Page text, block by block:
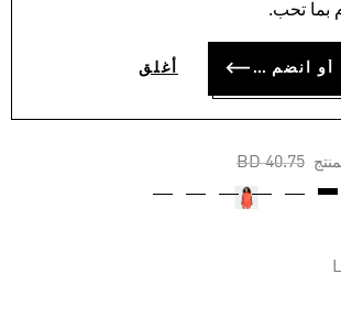
بما تحب.
سجل الدخول أو انضم الآن أغلق
جاكيت رياضية ADICOLOR
CLASSIC
Price reduced from
BD 40.75
to